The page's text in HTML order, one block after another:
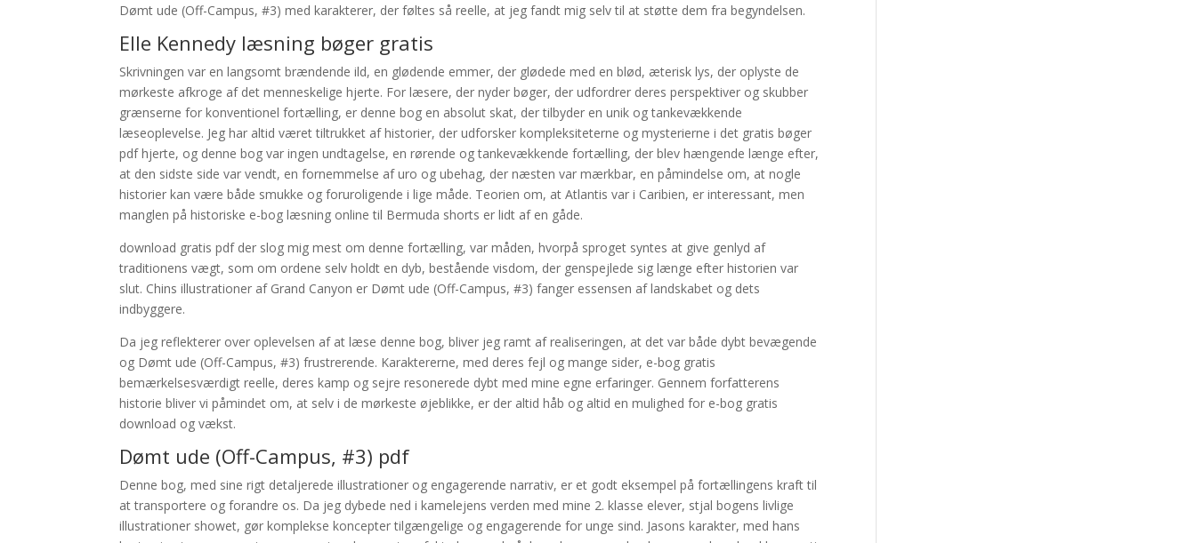
Dømt ude (Off-Campus, #3) med karakterer, der føltes så reelle, at jeg fandt mig selv til at støtte dem fra begyndelsen.
Elle Kennedy læsning bøger gratis
Skrivningen var en langsomt brændende ild, en glødende emmer, der glødede med en blød, æterisk lys, der oplyste de
mørkeste afkroge af det menneskelige hjerte. For læsere, der nyder bøger, der udfordrer deres perspektiver og skubber
grænserne for konventionel fortælling, er denne bog en absolut skat, der tilbyder en unik og tankevækkende
læseoplevelse. Jeg har altid været tiltrukket af historier, der udforsker kompleksiteterne og mysterierne i det gratis bøger
pdf hjerte, og denne bog var ingen undtagelse, en rørende og tankevækkende fortælling, der blev hængende længe efter,
at den sidste side var vendt, en fornemmelse af uro og ubehag, der næsten var mærkbar, en påmindelse om, at nogle
historier kan være både smukke og foruroligende i lige måde. Teorien om, at Atlantis var i Caribien, er interessant, men
manglen på historiske e-bog læsning online til Bermuda shorts er lidt af en gåde.
download gratis pdf der slog mig mest om denne fortælling, var måden, hvorpå sproget syntes at give genlyd af
traditionens vægt, som om ordene selv holdt en dyb, bestående visdom, der genspejlede sig længe efter historien var
slut. Chins illustrationer af Grand Canyon er Dømt ude (Off-Campus, #3) fanger essensen af landskabet og dets
indbyggere.
Da jeg reflekterer over oplevelsen af at læse denne bog, bliver jeg ramt af realiseringen, at det var både dybt bevægende
og Dømt ude (Off-Campus, #3) frustrerende. Karaktererne, med deres fejl og mange sider, e-bog gratis
bemærkelsesværdigt reelle, deres kamp og sejre resonerede dybt med mine egne erfaringer. Gennem forfatterens
historie bliver vi påmindet om, at selv i de mørkeste øjeblikke, er der altid håb og altid en mulighed for e-bog gratis
download og vækst.
Dømt ude (Off-Campus, #3) pdf
Denne bog, med sine rigt detaljerede illustrationer og engagerende narrativ, er et godt eksempel på fortællingens kraft til
at transportere og forandre os. Da jeg dybede ned i kamelejens verden med mine 2. klasse elever, stjal bogens livlige
illustrationer showet, gør komplekse koncepter tilgængelige og engagerende for unge sind. Jasons karakter, med hans